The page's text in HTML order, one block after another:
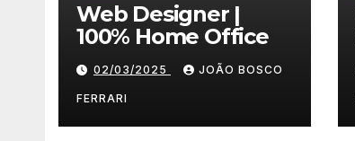
Web Designer |
100% Home Office
02/03/2025 JOÃO BOSCO
FERRARI